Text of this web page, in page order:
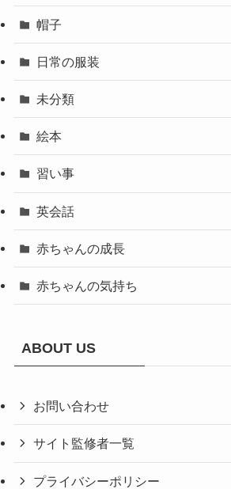
帽子
日常の服装
未分類
絵本
習い事
英会話
赤ちゃんの成長
赤ちゃんの気持ち
ABOUT US
お問い合わせ
サイト監修者一覧
プライバシーポリシー